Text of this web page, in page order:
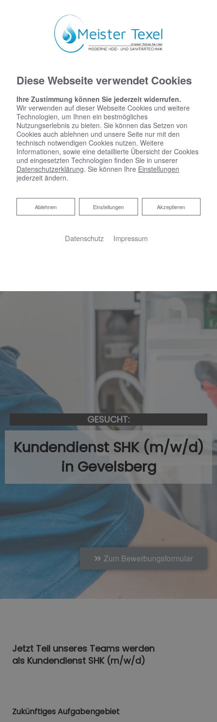
GESUCHT:
Kundendienst SHK (m/w/d)
in Gevelsberg
Zum Bewerbungsformular
Jetzt Teil unseres Teams werden
als Kundendienst SHK (m/w/d)
Zukünftiges Aufgabengebiet
Diese Webseite verwendet Cookies
Ihre Zustimmung können Sie jederzeit widerrufen.
Wir verwenden auf dieser Webseite Cookies und weitere
Technologien, um Ihnen ein bestmögliches
Nutzungserlebnis zu bieten. Sie können das Setzen von
Cookies auch ablehnen und unsere Seite nur mit den
technisch notwendigen Cookies nutzen. Weitere
Informationen, sowie eine detaillierte Übersicht der Cookies
und eingesetzten Technologien finden Sie in unserer
Datenschutzerklärung. Sie können Ihre Einstellungen
jederzeit ändern.
Akzeptieren
Einstellungen
Ablehnen
Ablehnen
Datenschutz Impressum